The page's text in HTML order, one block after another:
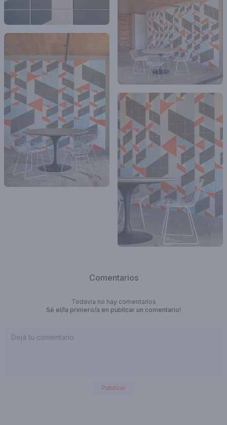
Comentarios
Todavía no hay comentarios
Sé el/la primero/a en publicar un comentario!
Publicar